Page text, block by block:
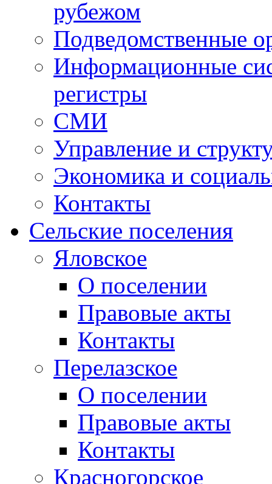
рубежом
Подведомственные
Информационные
регистры
СМИ
Управление и
Экономика и
Контакты
Сельские поселения
Яловское
О поселении
Правовые акты
Контакты
Перелазское
О поселении
Правовые акты
Контакты
Красногорское